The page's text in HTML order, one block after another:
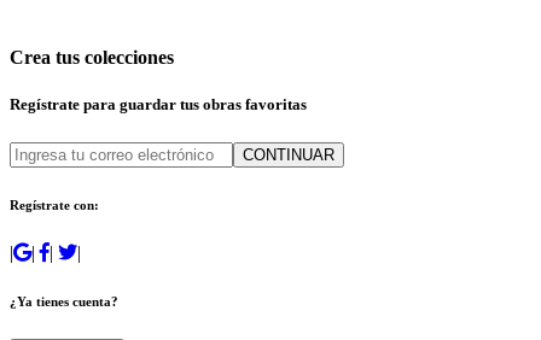
Crea tus colecciones
Regístrate para guardar tus obras favoritas
CONTINUAR
Regístrate con:
| | | |
¿Ya tienes cuenta?